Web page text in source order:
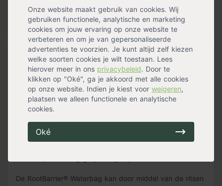
Onze website maakt gebruik van cookies. Wij
gebruiken functionele, analytische en marketing
cookies om jouw ervaring op onze website te
verbeteren en om je van gepersonaliseerde
advertenties te voorzien. Je kunt altijd zelf kiezen
welke soorten cookies je wilt toestaan. Lees
hierover meer in ons privacybeleid. Door te
klikken op "Oké", ga je akkoord met alle cookies
op onze website. Indien je kiest voor weigeren,
plaatsen we alleen functionele en analytische
cookies.
Oké
Praktische opening dus snel te vullen
Met 2 bevestigingslussen
Jonge bomen moeten goed wortelen en om dat te
kunnen bewerkstelligen is een geleidelijke en gematigde
toestroom van water essentieel.
De RootBarrier® Waterbag voor bomen heeft een
maximale opslag van circa 75 liter water. In zo'n 6 tot 10
daardoor voor een langzame en gelijkmatige
bevochtiging van de bodem rondom de boom. Dit is veel
De RootBarrier® Waterbag kan door middel van de ritsen